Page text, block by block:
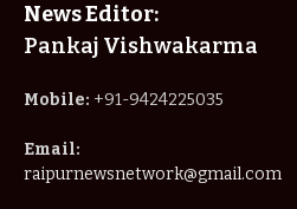
News Editor:
Pankaj Vishwakarma
Mobile: +91-9424225035
Email:
raipurnewsnetwork@gmail.com